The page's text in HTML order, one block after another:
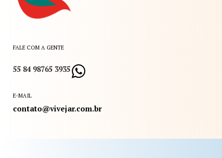
FALE COM A GENTE
55 84 98765 3935
E-MAIL
contato@vivejar.com.br